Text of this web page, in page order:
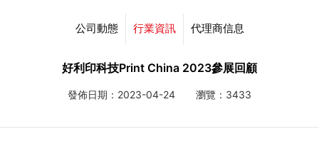
Horizon
Foliant
Zechini
合作夥伴
解決方案
公司動態 行業資訊 代理商信息
好利印科技Print China 2023參展回顧
發佈日期：2023-04-24 瀏覽：3433